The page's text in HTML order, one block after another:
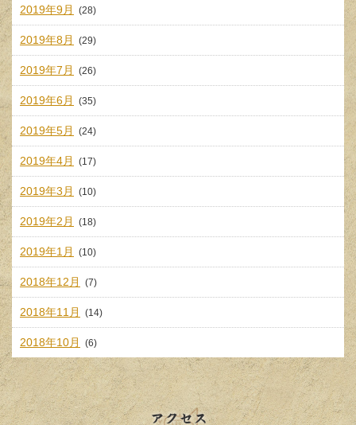
2019年9月 (28)
2019年8月 (29)
2019年7月 (26)
2019年6月 (35)
2019年5月 (24)
2019年4月 (17)
2019年3月 (10)
2019年2月 (18)
2019年1月 (10)
2018年12月 (7)
2018年11月 (14)
2018年10月 (6)
アクセス